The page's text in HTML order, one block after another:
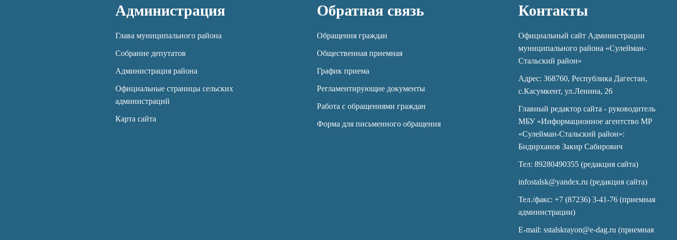
Администрация
Глава муниципального района
Собрание депутатов
Администрация района
Официальные страницы сельских
администраций
Карта сайта
Обратная связь
Обращения граждан
Общественная приемная
График приема
Регламентирующие документы
Работа с обращениями граждан
Форма для письменного обращения
Контакты
Официальный сайт Администрации
муниципального района «Сулейман-
Стальский район»
Адрес: 368760, Республика Дагестан,
с.Касумкент, ул.Ленина, 26
Главный редактор сайта - руководитель
МБУ «Информационное агентство МР
«Сулейман-Стальский район»:
Бидирханов Закир Сабирович
Тел: 89280490355 (редакция сайта)
infostalsk@yandex.ru (редакция сайта)
Тел./факс: +7 (87236) 3-41-76 (приемная
администрации)
E-mail: sstalskrayon@e-dag.ru (приемная